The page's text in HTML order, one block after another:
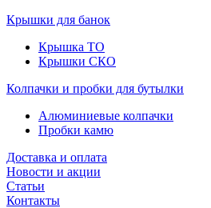
Крышки для банок
Крышка ТО
Крышки СКО
Колпачки и пробки для бутылки
Алюминиевые колпачки
Пробки камю
Доставка и оплата
Новости и акции
Статьи
Контакты